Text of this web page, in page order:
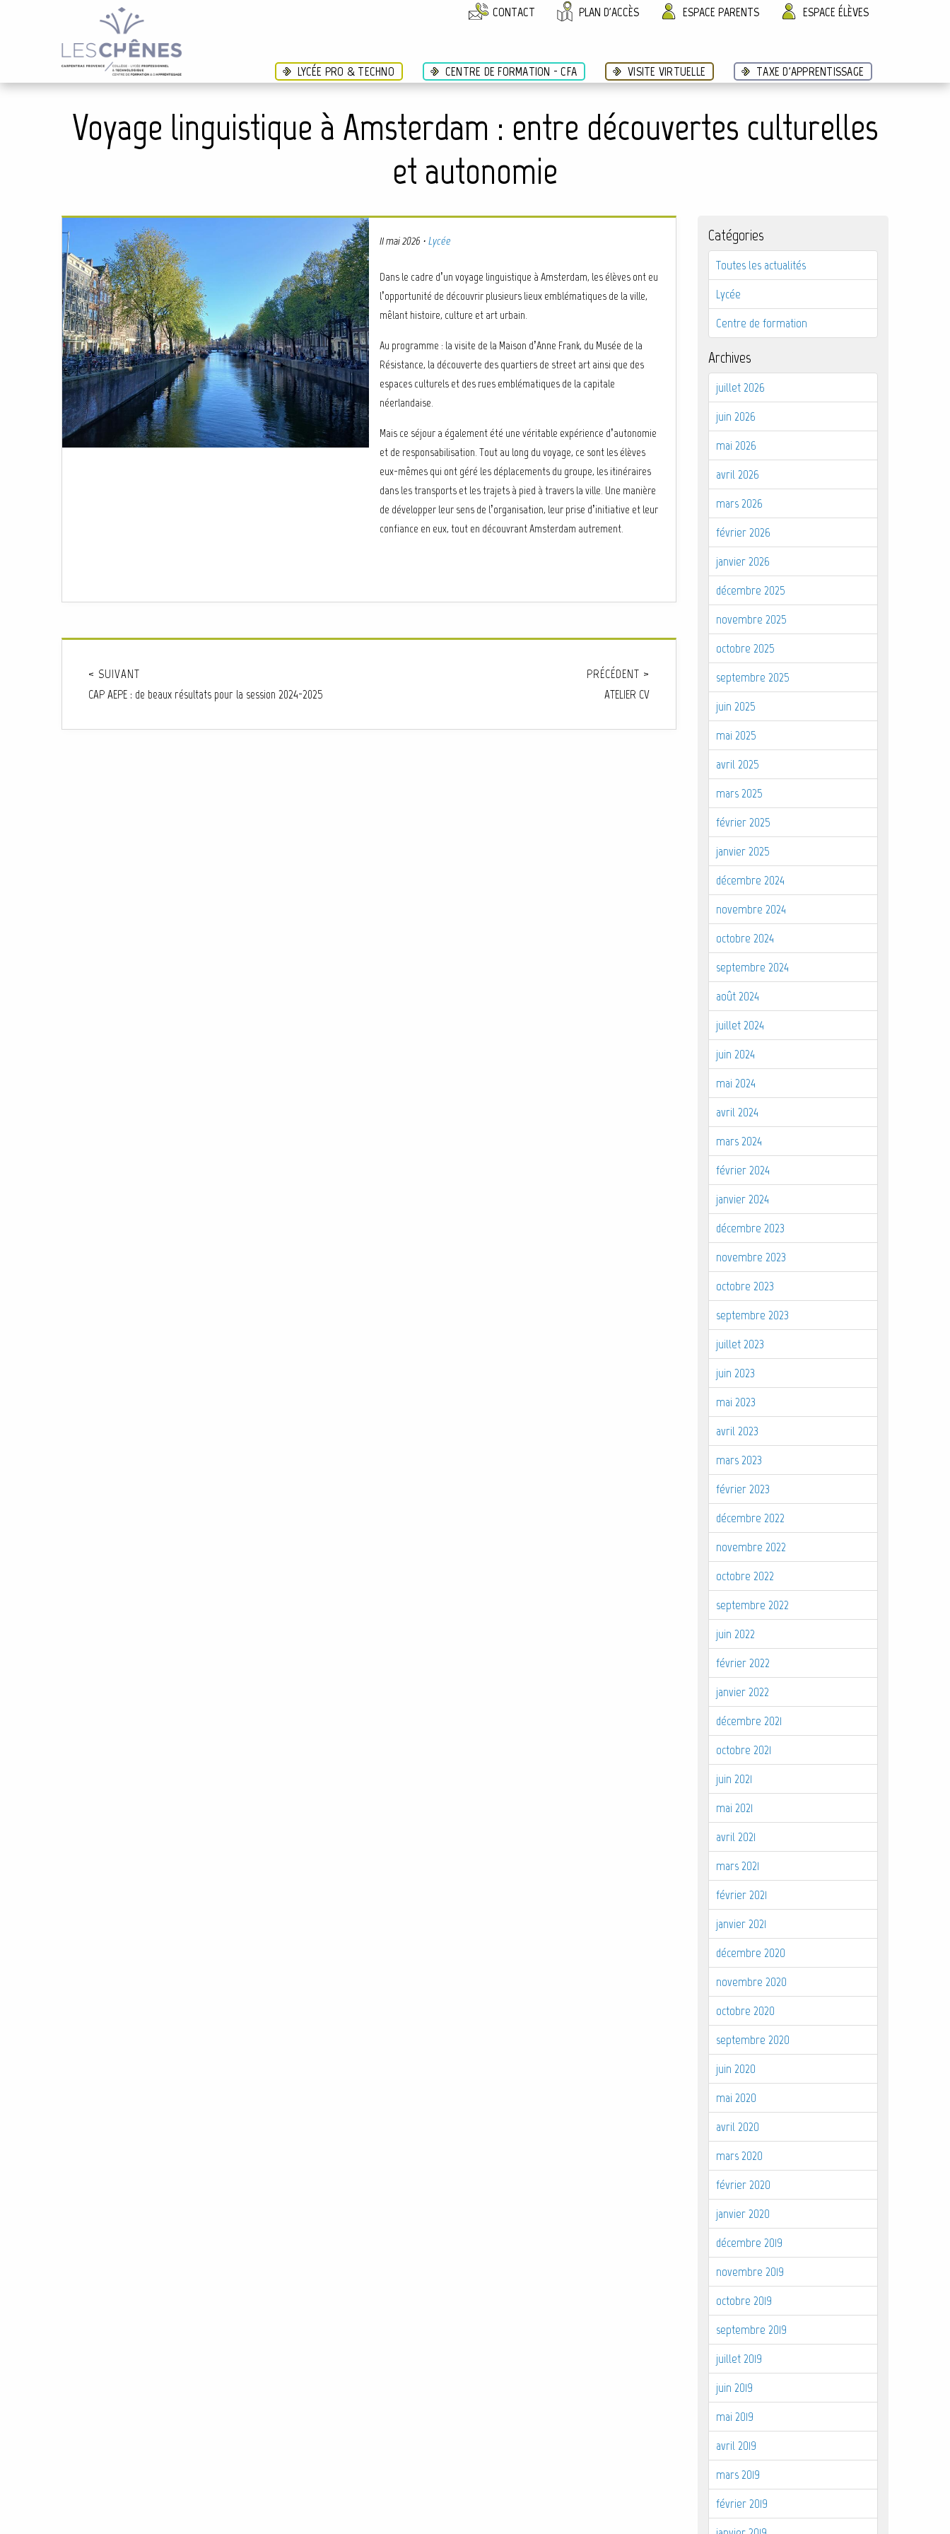
LYCÉE PRO & TECHNO CENTRE DE FORMATION - CFA VISITE VIRTUELLE TAXE D'APPRENTISSAGE
CONTACT PLAN D'ACCÈS ESPACE PARENTS ESPACE ÉLÈVES
Voyage linguistique à Amsterdam : entre découvertes culturelles
et autonomie
11 mai 2026 · Lycée
Dans le cadre d’un voyage linguistique à Amsterdam, les élèves ont eu
l’opportunité de découvrir plusieurs lieux emblématiques de la ville,
mêlant histoire, culture et art urbain.
Au programme : la visite de la Maison d’Anne Frank, du Musée de la
Résistance, la découverte des quartiers de street art ainsi que des
espaces culturels et des rues emblématiques de la capitale
néerlandaise.
Mais ce séjour a également été une véritable expérience d’autonomie
et de responsabilisation. Tout au long du voyage, ce sont les élèves
eux-mêmes qui ont géré les déplacements du groupe, les itinéraires
dans les transports et les trajets à pied à travers la ville. Une manière
de développer leur sens de l’organisation, leur prise d’initiative et leur
confiance en eux, tout en découvrant Amsterdam autrement.
< SUIVANT
CAP AEPE : de beaux résultats pour la session 2024-2025
PRÉCÉDENT >
ATELIER CV
Catégories
Toutes les actualités
Lycée
Centre de formation
Archives
juillet 2026
juin 2026
mai 2026
avril 2026
mars 2026
février 2026
janvier 2026
décembre 2025
novembre 2025
octobre 2025
septembre 2025
juin 2025
mai 2025
avril 2025
mars 2025
février 2025
janvier 2025
décembre 2024
novembre 2024
octobre 2024
septembre 2024
août 2024
juillet 2024
juin 2024
mai 2024
avril 2024
mars 2024
février 2024
janvier 2024
décembre 2023
novembre 2023
octobre 2023
septembre 2023
juillet 2023
juin 2023
mai 2023
avril 2023
mars 2023
février 2023
décembre 2022
novembre 2022
octobre 2022
septembre 2022
juin 2022
février 2022
janvier 2022
décembre 2021
octobre 2021
juin 2021
mai 2021
avril 2021
mars 2021
février 2021
janvier 2021
décembre 2020
novembre 2020
octobre 2020
septembre 2020
juin 2020
mai 2020
avril 2020
mars 2020
février 2020
janvier 2020
décembre 2019
novembre 2019
octobre 2019
septembre 2019
juillet 2019
juin 2019
mai 2019
avril 2019
mars 2019
février 2019